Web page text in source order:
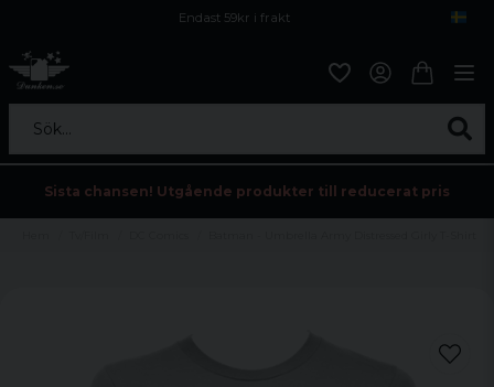
Endast 59kr i frakt
Sök...
Sista chansen! Utgående produkter till reducerat pris